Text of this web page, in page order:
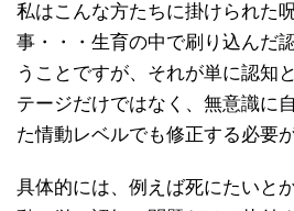
私はこんな方たちに掛けられた
事・・・生育の中で刷り込んだ
うことですが、それが単に認知
テージだけではなく、無意識に
た情動レベルでも修正する必要
具体的には、例えば死にたいと